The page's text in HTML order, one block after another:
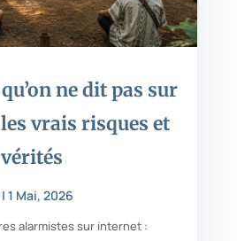
ne dit pas sur
vrais risques et
1 Mai, 2026
alarmistes sur internet :